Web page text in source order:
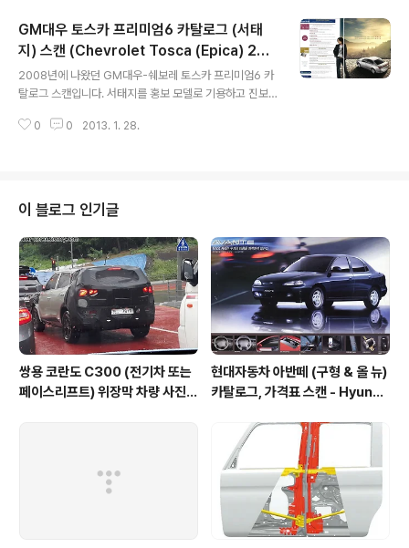
차값이군요. 반면 렉스턴 RX320 (가솔린 3.2L 엔진)은 4
000만원이 넘는게 지금봐도 비싸다는 느낌이드네요. 아무
리 대한민국 1%라지만..
GM대우 토스카 프리미엄6 카탈로그 (서태
지) 스캔 (Chevrolet Tosca (Epica) 200
8 catalog)
2008년에 나왔던 GM대우-쉐보레 토스카 프리미엄6 카
탈로그 스캔입니다. 서태지를 홍보 모델로 기용하고 진보
억이 나는군요. 그런데 TV광고에서도 그렇고 카탈로그에
대로 활용하지 못한것 같습니다. (이유가 있었겠지만)
0 0 2013. 1. 28.
이 블로그 인기글
쌍용 코란도 C300 (전기차 또는
페이스리프트) 위장막 차량 사진 -
현대자동차 아반떼 (구형 & 올 뉴)
카탈로그, 가격표 스캔 - Hyunda